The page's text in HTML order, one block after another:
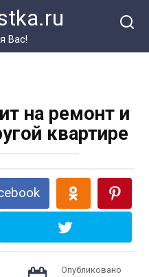
Вас!
на ремонт и
квартире
Опубликовано